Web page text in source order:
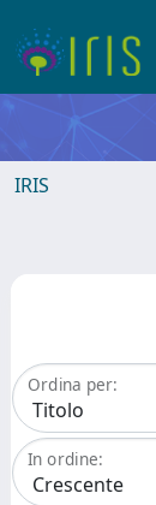
IRIS
Ordina per:
In ordine: